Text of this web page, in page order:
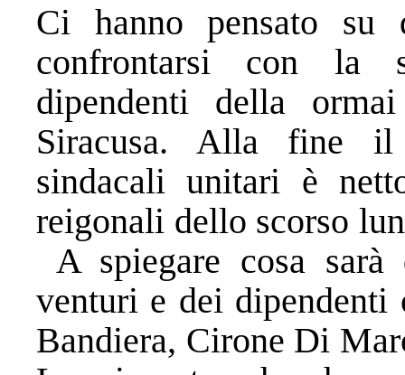
Ci hanno pensato
confrontarsi con la
dipendenti della
Siracusa. Alla fine il
sindacali unitari è
reigonali dello scorso
A spiegare cosa
venturi e dei
Bandiera, Cirone Di